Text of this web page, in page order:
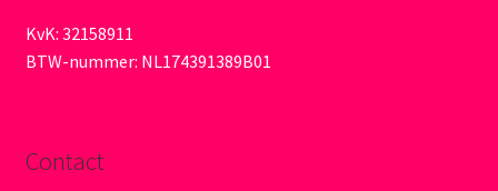
KvK: 32158911
BTW-nummer: NL174391389B01
Contact